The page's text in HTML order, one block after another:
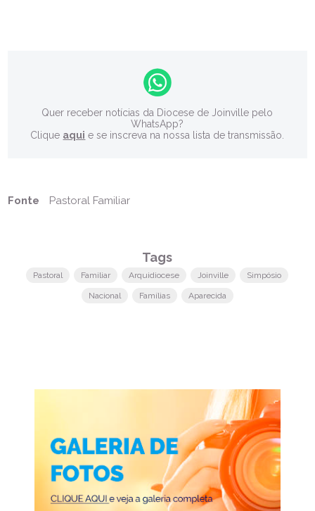
Quer receber notícias da Diocese de Joinville pelo
WhatsApp?
Clique aqui e se inscreva na nossa lista de transmissão.
Fonte Pastoral Familiar
Tags
Pastoral Familiar Arquidiocese Joinville Simpósio
Nacional Famílias Aparecida